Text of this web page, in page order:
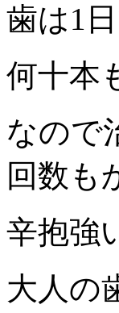
歯は1
何十本
なので
回数も
辛抱強
大人の